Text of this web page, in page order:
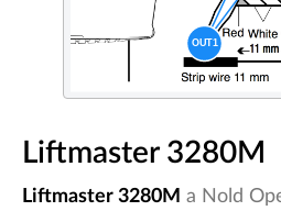
Liftmaster 3280M
Liftmaster 3280M a Nold